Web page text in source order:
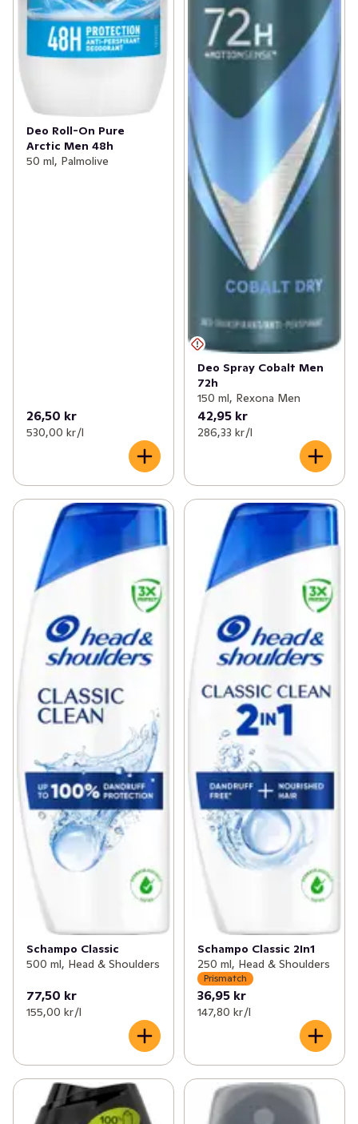
Deo Roll-On Pure
Arctic Men 48h
50 ml, Palmolive
26,50 kr
530,00 kr /l
Deo Spray Cobalt Men
72h
150 ml, Rexona Men
42,95 kr
286,33 kr /l
Schampo Classic
500 ml, Head & Shoulders
77,50 kr
155,00 kr /l
Schampo Classic 2In1
250 ml, Head & Shoulders
Prismatch
36,95 kr
147,80 kr /l